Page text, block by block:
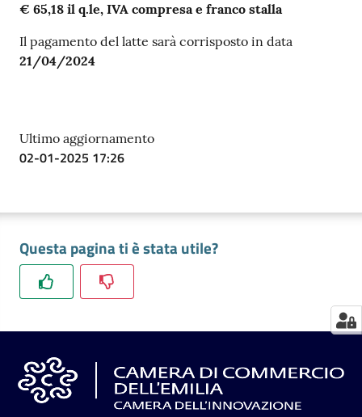
€ 65,18 il q.le, IVA compresa e franco stalla
Il pagamento del latte sarà corrisposto in data
21/04/2024
Ultimo aggiornamento
02-01-2025 17:26
Questa pagina ti è stata utile?